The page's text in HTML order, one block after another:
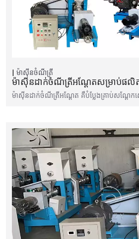
ម៉ាស៊ីនចំណីត្រី
ម៉ាស៊ីនដាក់ចំណីត្រីអណ្តែតសម្រាប់ផលិត
ម៉ាស៊ីន​ដាក់​ចំណី​ត្រី​អណ្តែត គឺ​បំប្លែង​គ្រាប់​សណ្តែ